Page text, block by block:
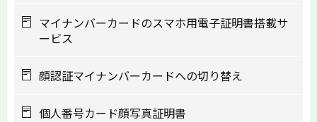
マイナンバーカードのスマホ用電子証明書搭載サ
ービス
顔認証マイナンバーカードへの切り替え
個人番号カード顔写真証明書